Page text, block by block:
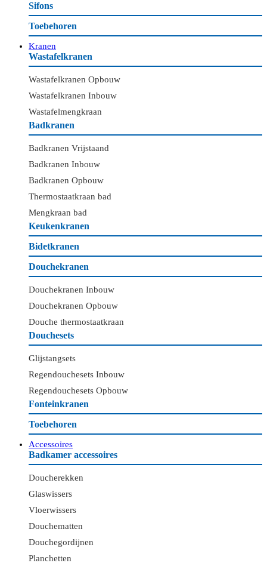
Sifons
Toebehoren
Kranen
Wastafelkranen
Wastafelkranen Opbouw
Wastafelkranen Inbouw
Wastafelmengkraan
Badkranen
Badkranen Vrijstaand
Badkranen Inbouw
Badkranen Opbouw
Thermostaatkraan bad
Mengkraan bad
Keukenkranen
Bidetkranen
Douchekranen
Douchekranen Inbouw
Douchekranen Opbouw
Douche thermostaatkraan
Douchesets
Glijstangsets
Regendouchesets Inbouw
Regendouchesets Opbouw
Fonteinkranen
Toebehoren
Accessoires
Badkamer accessoires
Doucherekken
Glaswissers
Vloerwissers
Douchematten
Douchegordijnen
Planchetten